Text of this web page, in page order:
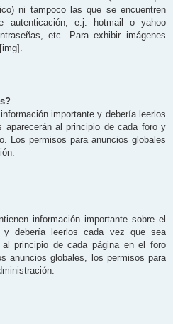
ni tampoco las que se encuentren
autenticación, e.j. hotmail o yahoo
etc. Para exhibir imágenes
importante y debería leerlos
al principio de cada foro y
Los permisos para anuncios globales
información importante sobre el
y debería leerlos cada vez que sea
principio de cada página en el foro
anuncios globales, los permisos para